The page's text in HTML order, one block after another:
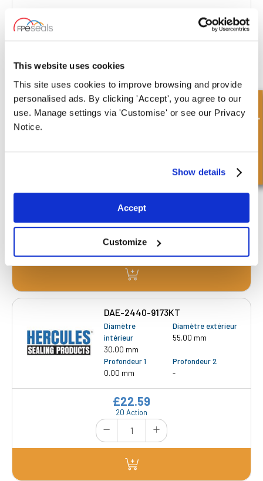
This website uses cookies
This site uses cookies to improve browsing and provide
personalised ads. By clicking 'Accept', you agree to our
use. Manage settings via 'Customise' or see our Privacy
Notice.
Show details
Accept
Customize
Profondeur 2
20 Action
£46.64
DAE-2440-9173KT
Diamètre
intérieur
30.00 mm
Diamètre extérieur
55.00 mm
Profondeur 1
0.00 mm
Profondeur 2
-
20 Action
£22.59
Demande rapide